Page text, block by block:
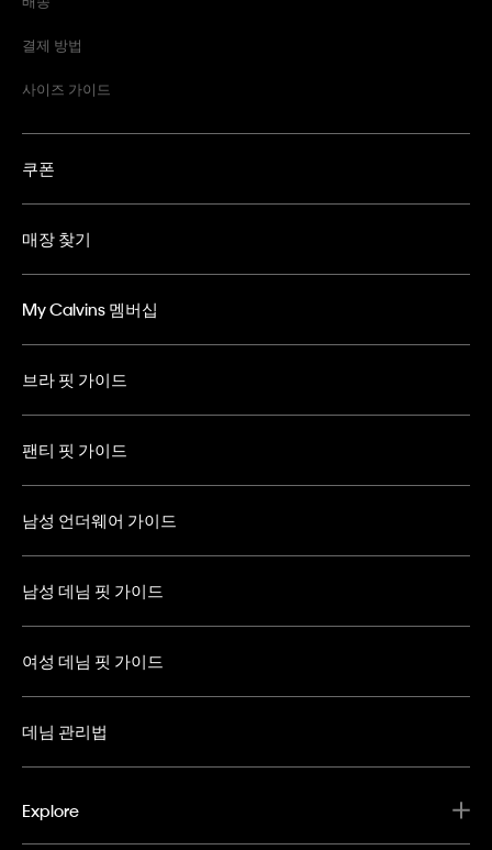
결제 방법
사이즈 가이드
쿠폰
매장 찾기
My Calvins 멤버십
브라 핏 가이드
팬티 핏 가이드
남성 언더웨어 가이드
남성 데님 핏 가이드
여성 데님 핏 가이드
데님 관리법
Explore